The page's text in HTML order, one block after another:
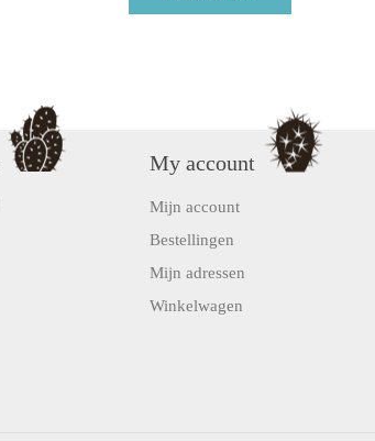
My account
Mijn account
Bestellingen
Mijn adressen
Winkelwagen